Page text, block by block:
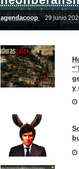
agendacoop 29 junio
y